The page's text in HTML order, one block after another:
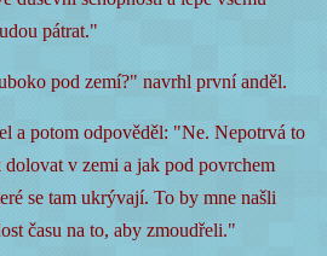
pátrat."
pod zemí?" navrhl první anděl.
a potom odpověděl: "Ne. Nepotrvá to
v zemi a jak pod povrchem
se tam ukrývají. To by mne našli
času na to, aby zmoudřeli."